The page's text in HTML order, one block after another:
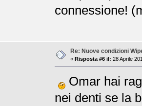
connessione!
Re: Nuove condizioni
« Risposta #6 il: 28 Aprile
Omar hai
nei denti se la